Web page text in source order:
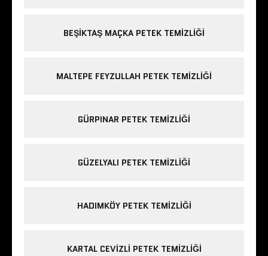
BEŞIKTAŞ MAÇKA PETEK TEMIZLIĞI
MALTEPE FEYZULLAH PETEK TEMIZLIĞI
GÜRPINAR PETEK TEMIZLIĞI
GÜZELYALI PETEK TEMIZLIĞI
HADIMKÖY PETEK TEMIZLIĞI
KARTAL CEVIZLI PETEK TEMIZLIĞI